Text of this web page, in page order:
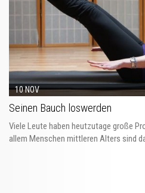
10 NOV
Seinen Bauch loswerden
Viele Leute haben heutzutage große
allem Menschen mittleren Alters sind